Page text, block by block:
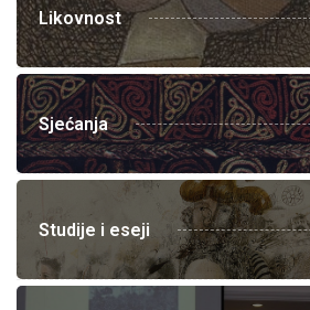
Likovnost
Sjećanja
Studije i eseji